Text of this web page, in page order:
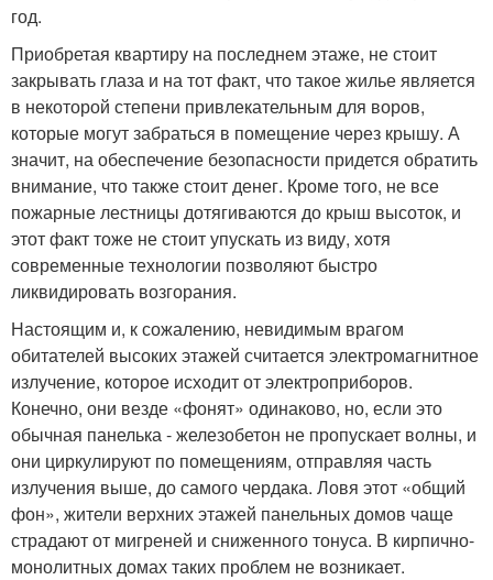
год.
Приобретая квартиру на последнем этаже, не стоит
закрывать глаза и на тот факт, что такое жилье является
в некоторой степени привлекательным для воров,
которые могут забраться в помещение через крышу. А
значит, на обеспечение безопасности придется обратить
внимание, что также стоит денег. Кроме того, не все
пожарные лестницы дотягиваются до крыш высоток, и
этот факт тоже не стоит упускать из виду, хотя
современные технологии позволяют быстро
ликвидировать возгорания.
Настоящим и, к сожалению, невидимым врагом
обитателей высоких этажей считается электромагнитное
излучение, которое исходит от электроприборов.
Конечно, они везде «фонят» одинаково, но, если это
обычная панелька - железобетон не пропускает волны, и
они циркулируют по помещениям, отправляя часть
излучения выше, до самого чердака. Ловя этот «общий
фон», жители верхних этажей панельных домов чаще
страдают от мигреней и сниженного тонуса. В кирпично-
монолитных домах таких проблем не возникает.